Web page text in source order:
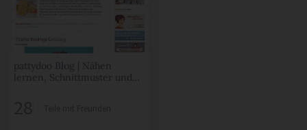
pattydoo Blog | Nähen
lernen, Schnittmuster und